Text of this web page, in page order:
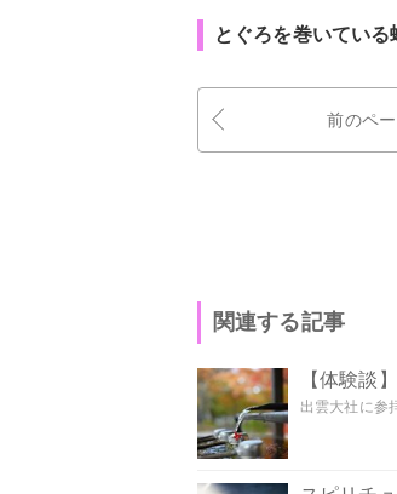
とぐろを巻いてい
前のペ
関連する記事
【体験談
出雲大社に参